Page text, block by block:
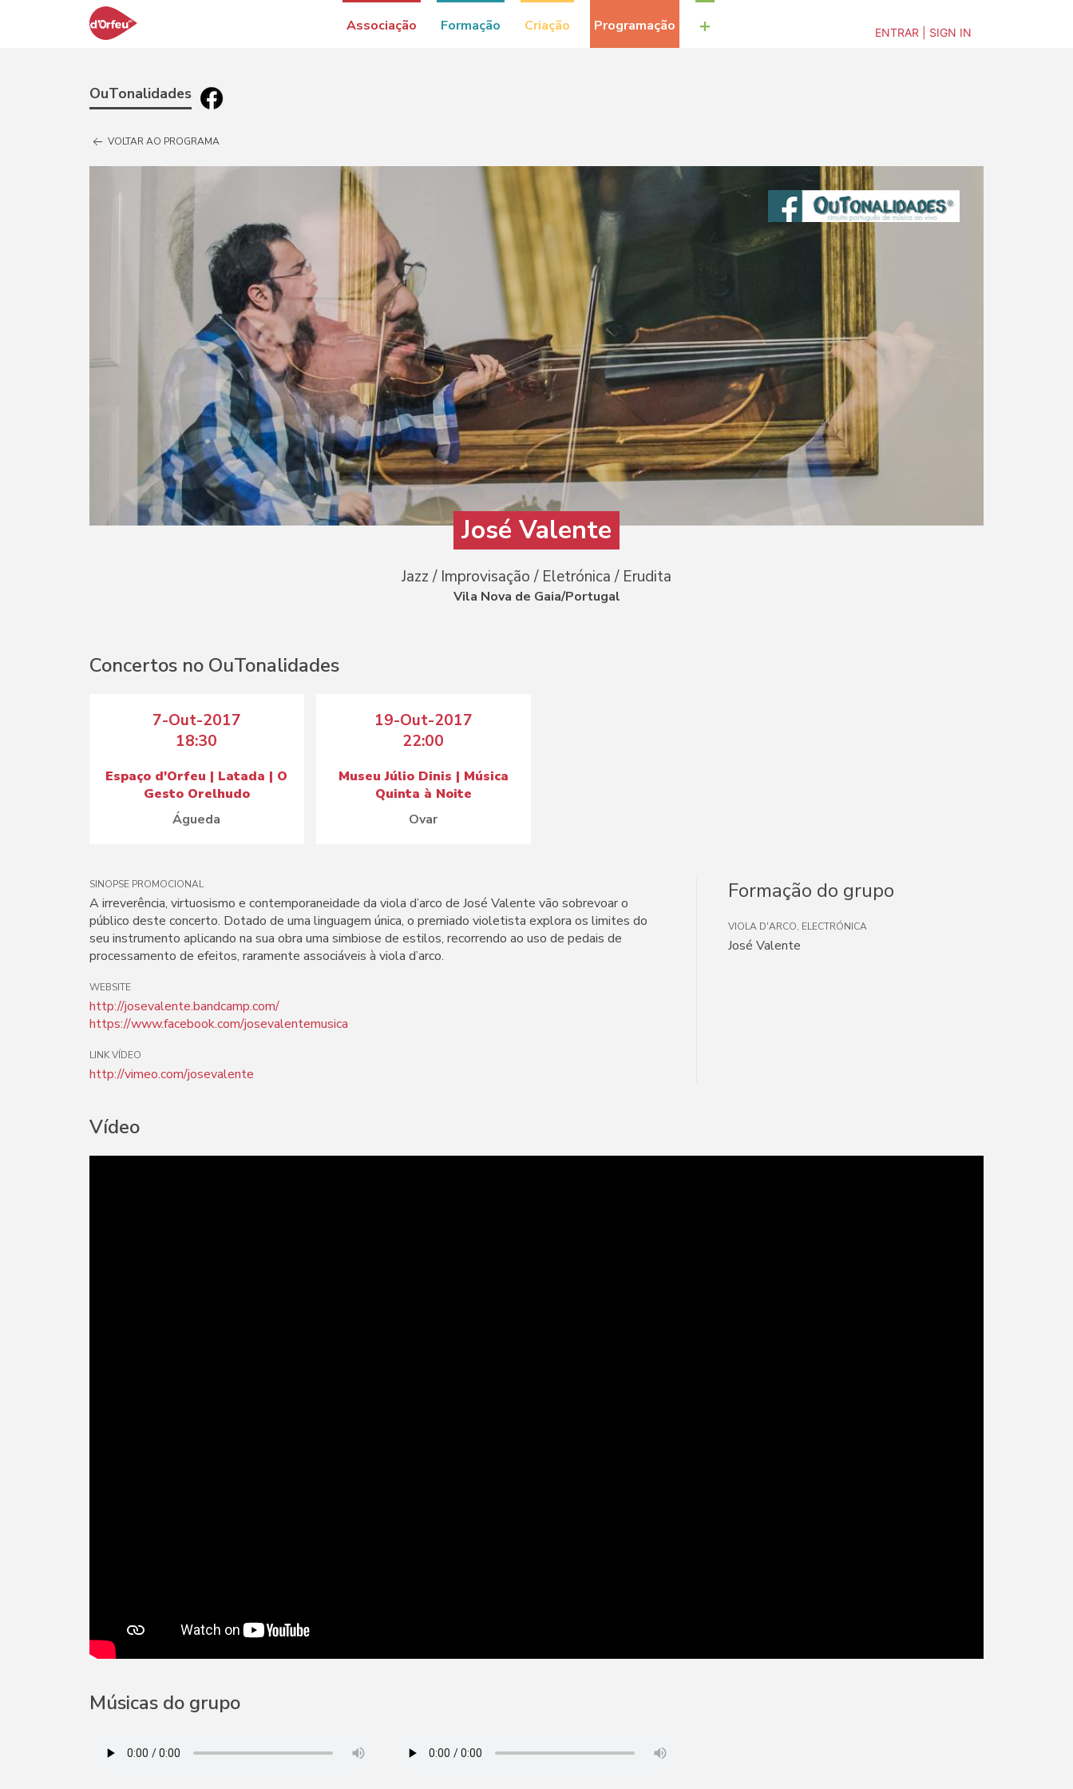
Associação Formação Criação Programação + ENTRAR | SIGN IN
OuTonalidades
VOLTAR AO PROGRAMA
José Valente
Jazz / Improvisação / Eletrónica / Erudita
Vila Nova de Gaia/Portugal
Concertos no OuTonalidades
7-Out-2017
18:30
Espaço d'Orfeu | Latada | O
Gesto Orelhudo
Águeda
19-Out-2017
22:00
Museu Júlio Dinis | Música
Quinta à Noite
Ovar
SINOPSE PROMOCIONAL
A irreverência, virtuosismo e contemporaneidade da viola d’arco de José Valente vão sobrevoar o
público deste concerto. Dotado de uma linguagem única, o premiado violetista explora os limites do
seu instrumento aplicando na sua obra uma simbiose de estilos, recorrendo ao uso de pedais de
processamento de efeitos, raramente associáveis à viola d’arco.
WEBSITE
http://josevalente.bandcamp.com/
https://www.facebook.com/josevalentemusica
LINK VÍDEO
http://vimeo.com/josevalente
Formação do grupo
VIOLA D'ARCO, ELECTRÓNICA
José Valente
Vídeo
Músicas do grupo